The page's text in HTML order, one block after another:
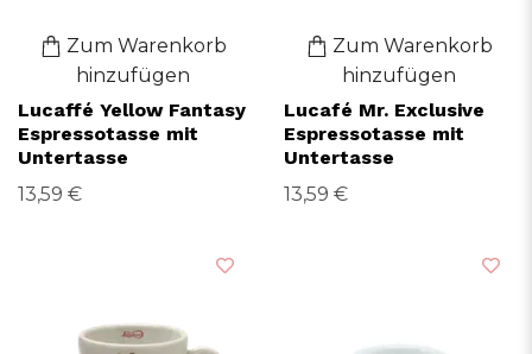
Zum Warenkorb
hinzufügen
Lucaffé Yellow Fantasy
Espressotasse mit
Untertasse
13,59 €
Zum Warenkorb
hinzufügen
Lucafé Mr. Exclusive
Espressotasse mit
Untertasse
13,59 €